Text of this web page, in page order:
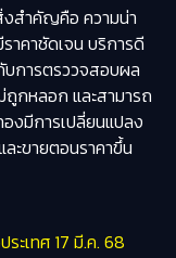
งสำคัญคือ ความน่า
าคาชัดเจน บริการดี
บการตรววจสอบผล
ถูกหลอก และสามารถ
องมีการเปลี่ยนแปลง
ะขายตอนราคาขึ้น
ะเทศ 17 มี.ค. 68